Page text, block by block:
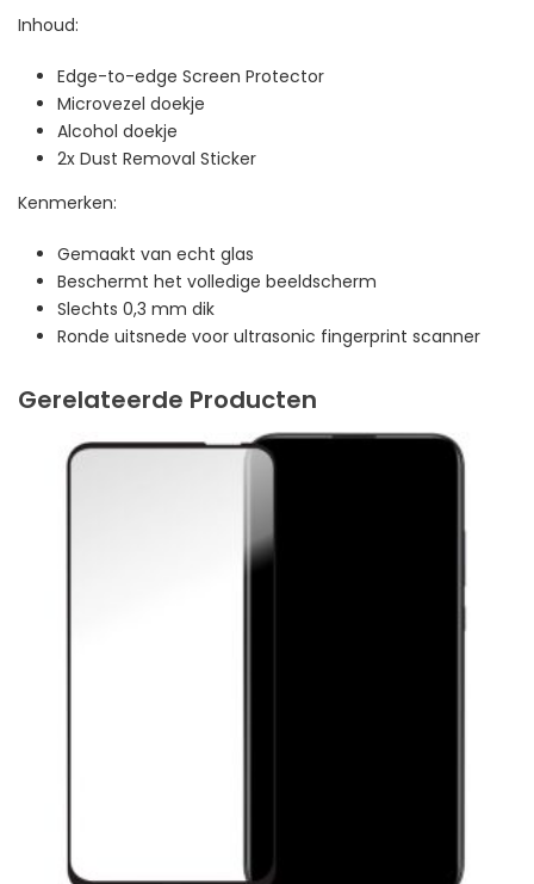
Inhoud:
Edge-to-edge Screen Protector
Microvezel doekje
Alcohol doekje
2x Dust Removal Sticker
Kenmerken:
Gemaakt van echt glas
Beschermt het volledige beeldscherm
Slechts 0,3 mm dik
Ronde uitsnede voor ultrasonic fingerprint scanner
Gerelateerde Producten